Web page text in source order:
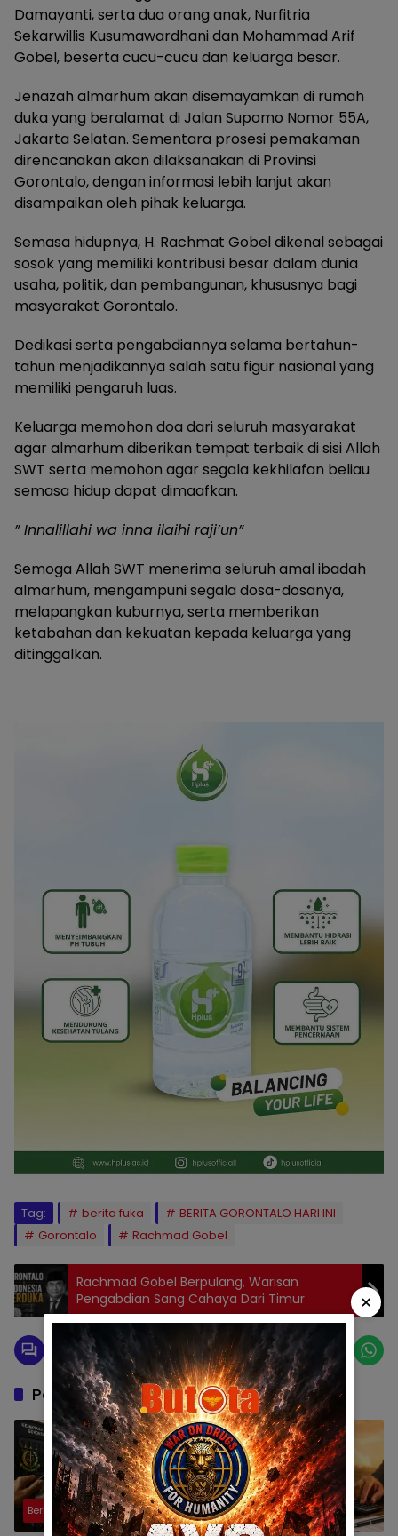
Damayanti, serta dua orang anak, Nurfitria
Sekarwillis Kusumawardhani dan Mohammad Arif
Gobel, beserta cucu-cucu dan keluarga besar.
Jenazah almarhum akan disemayamkan di rumah
duka yang beralamat di Jalan Supomo Nomor 55A,
Jakarta Selatan. Sementara prosesi pemakaman
direncanakan akan dilaksanakan di Provinsi
Gorontalo, dengan informasi lebih lanjut akan
disampaikan oleh pihak keluarga.
Semasa hidupnya, H. Rachmat Gobel dikenal sebagai
sosok yang memiliki kontribusi besar dalam dunia
usaha, politik, dan pembangunan, khususnya bagi
masyarakat Gorontalo.
Dedikasi serta pengabdiannya selama bertahun-
tahun menjadikannya salah satu figur nasional yang
memiliki pengaruh luas.
Keluarga memohon doa dari seluruh masyarakat
agar almarhum diberikan tempat terbaik di sisi Allah
SWT serta memohon agar segala kekhilafan beliau
semasa hidup dapat dimaafkan.
” Innalillahi wa inna ilaihi raji’un”
Semoga Allah SWT menerima seluruh amal ibadah
almarhum, mengampuni segala dosa-dosanya,
melapangkan kuburnya, serta memberikan
ketabahan dan kekuatan kepada keluarga yang
ditinggalkan.
Tag: berita fuka
BERITA GORONTALO HARI INI
Gorontalo
Rachmad Gobel
Rachmad Gobel Berpulang, Warisan
Pengabdian Sang Cahaya Dari Timur
Pos Terkait
Berita Berita
×